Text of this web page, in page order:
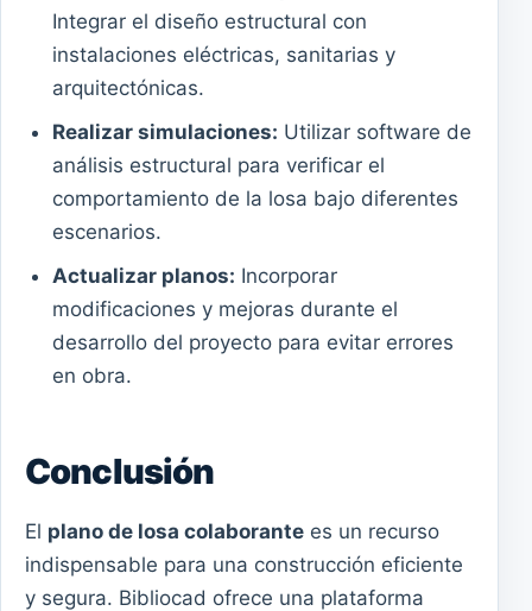
Integrar el diseño estructural con
instalaciones eléctricas, sanitarias y
arquitectónicas.
Realizar simulaciones: Utilizar software de
análisis estructural para verificar el
comportamiento de la losa bajo diferentes
escenarios.
Actualizar planos: Incorporar
modificaciones y mejoras durante el
desarrollo del proyecto para evitar errores
en obra.
Conclusión
El plano de losa colaborante es un recurso
indispensable para una construcción eficiente
y segura. Bibliocad ofrece una plataforma